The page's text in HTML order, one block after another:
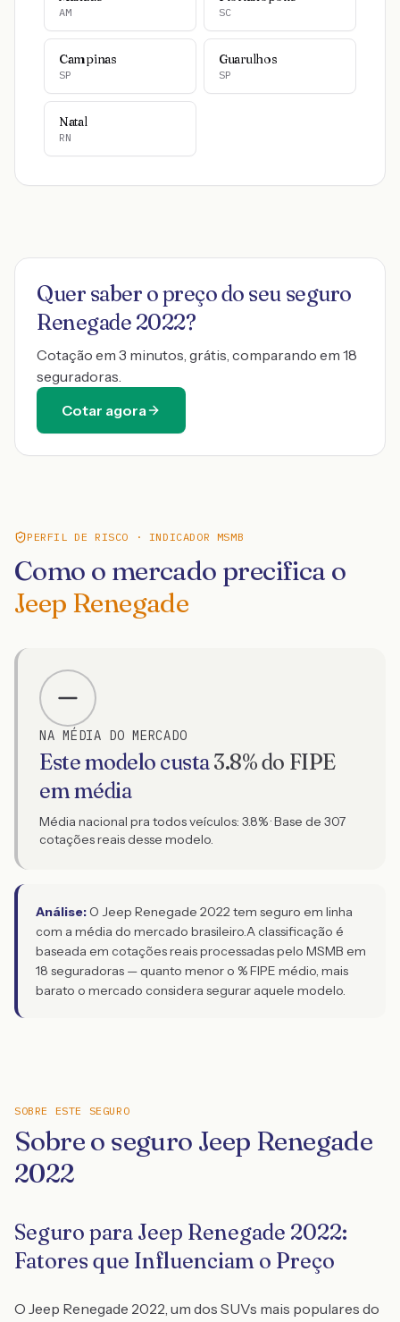
AM SC
Campinas
SP
Guarulhos
SP
Natal
RN
Quer saber o preço do seu seguro
Renegade 2022?
Cotação em 3 minutos, grátis, comparando em 18
seguradoras.
Cotar agora
PERFIL DE RISCO · INDICADOR MSMB
Como o mercado precifica o
Jeep Renegade
NA MÉDIA DO MERCADO
Este modelo custa3.8% do FIPE
em média
Média nacional pra todos veículos: 3.8% · Base de 307
cotações reais desse modelo.
Análise: O Jeep Renegade 2022 tem seguro em linha
com a média do mercado brasileiro.A classificação é
baseada em cotações reais processadas pelo MSMB em
18 seguradoras — quanto menor o % FIPE médio, mais
barato o mercado considera segurar aquele modelo.
SOBRE ESTE SEGURO
Sobre o seguro Jeep Renegade
2022
Seguro para Jeep Renegade 2022:
Fatores que Influenciam o Preço
O Jeep Renegade 2022, um dos SUVs mais populares do